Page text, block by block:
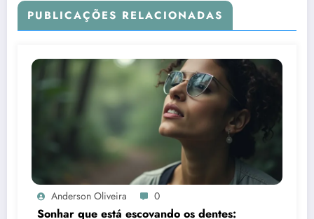
PUBLICAÇÕES RELACIONADAS
Anderson Oliveira 0
Sonhar que está escovando os dentes: